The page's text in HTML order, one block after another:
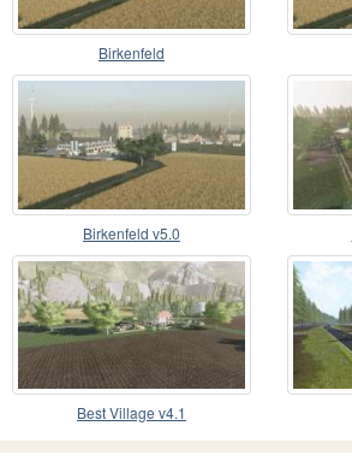
Birkenfeld
Birkenfeld v5.0
Best Village v4.1